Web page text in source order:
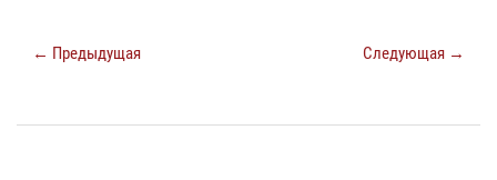
← Предыдущая Следующая →